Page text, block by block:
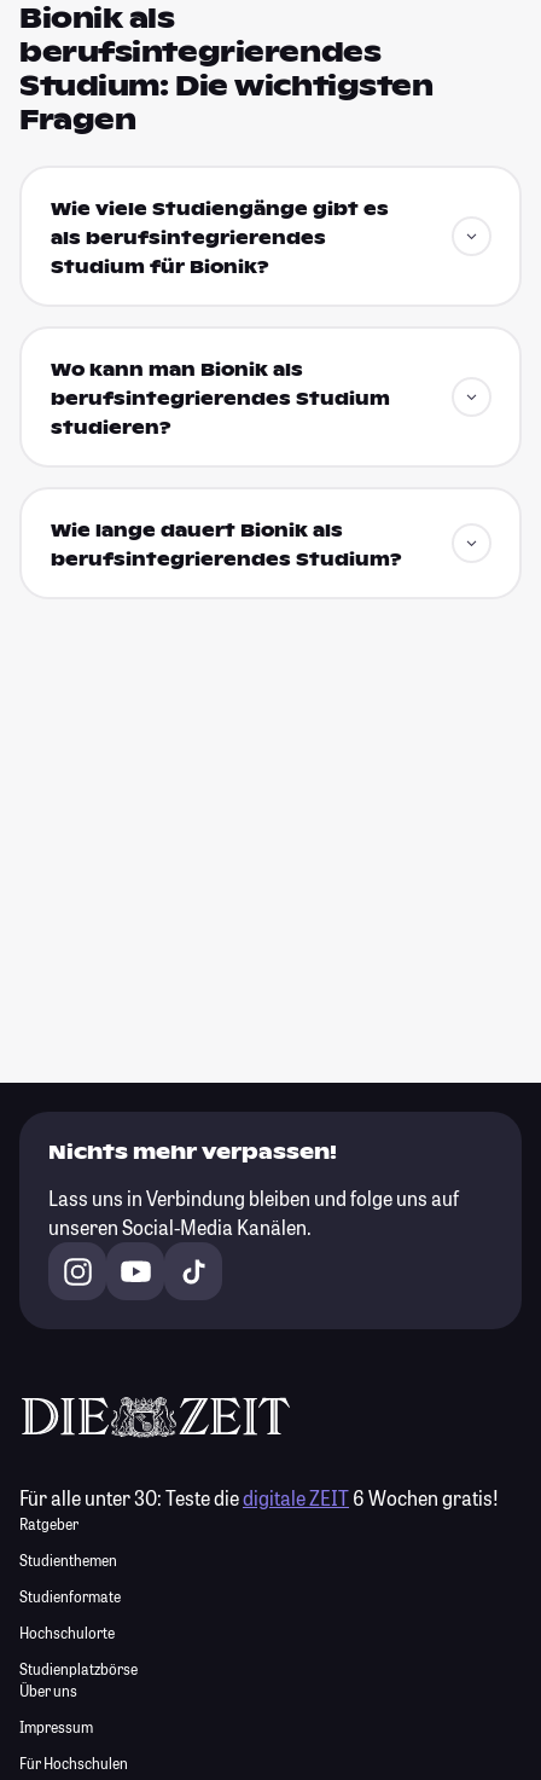
Bionik als
berufsintegrierendes
Studium: Die wichtigsten
Fragen
Wie viele Studiengänge gibt es
als berufsintegrierendes
Studium für Bionik?
Wo kann man Bionik als
berufsintegrierendes Studium
studieren?
Wie lange dauert Bionik als
berufsintegrierendes Studium?
Nichts mehr verpassen!
Lass uns in Verbindung bleiben und folge uns auf
unseren Social-Media Kanälen.
Für alle unter 30:Teste diedigitale ZEIT6 Wochen gratis!
Ratgeber
Studienthemen
Studienformate
Hochschulorte
Studienplatzbörse
Über uns
Impressum
Für Hochschulen